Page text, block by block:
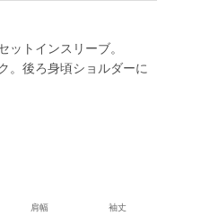
ットインスリーブ。
。後ろ身頃ショルダーに
肩幅 袖丈